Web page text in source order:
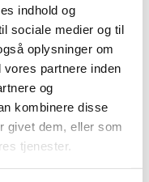
indhold og
sociale medier og til
oplysninger om
partnere inden
og
kombinere disse
givet dem, eller som
tjenester.
i Bits